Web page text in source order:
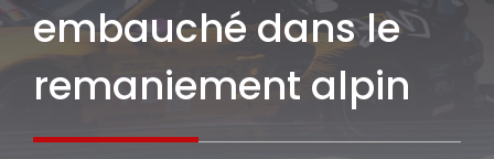
embauché dans le
remaniement alpin